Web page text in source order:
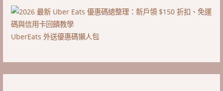
UberEats 外送優惠碼懶人包